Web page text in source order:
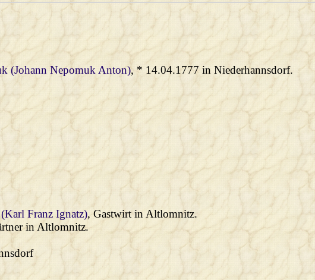
(Johann Nepomuk Anton), * 14.04.1777 in Niederhannsdorf.
Franz Ignatz), Gastwirt in Altlomnitz.
in Altlomnitz.